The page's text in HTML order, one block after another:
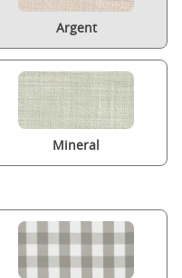
Argent
Mineral